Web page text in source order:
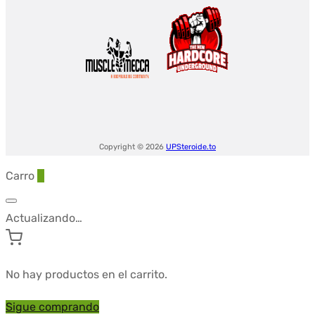
Copyright © 2026 UPSteroide.to
Carro
Actualizando…
No hay productos en el carrito.
Sigue comprando